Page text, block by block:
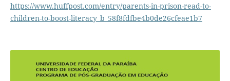
https://www.huffpost.com/entry/parents-in-prison-read-to-
children-to-boost-literacy_b_58f8fdfbe4b0de26cfeae1b7